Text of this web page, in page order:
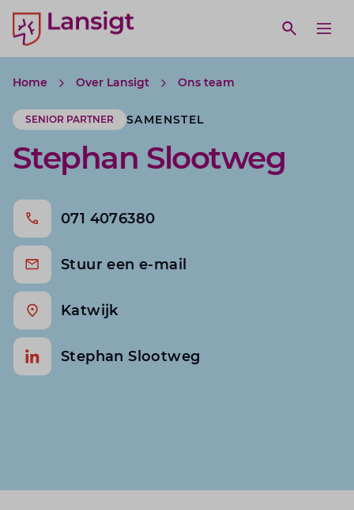
Lansigt Accountants logo
Open
search website
Home Over Lansigt Ons team
SENIOR PARTNER SAMENSTEL
Stephan Slootweg
071 4076380
Stuur een e-mail
Katwijk
Stephan Slootweg